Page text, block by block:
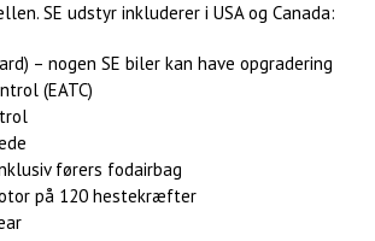
SE udstyr inkluderer i USA og Canada:
– nogen SE biler kan have opgradering
(EATC)
førers fodairbag
på 120 hestekræfter